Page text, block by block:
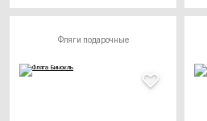
Фляги подарочные